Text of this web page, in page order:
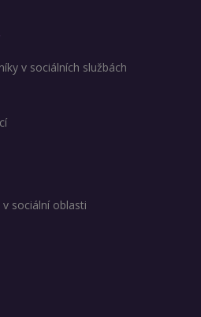
v sociálních službách
sociální oblasti